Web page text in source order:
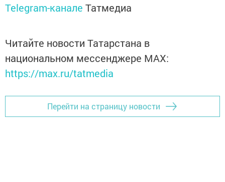
Telegram-канале Татмедиа
Читайте новости Татарстана в
национальном мессенджере MАХ:
https://max.ru/tatmedia
Перейти на страницу новости